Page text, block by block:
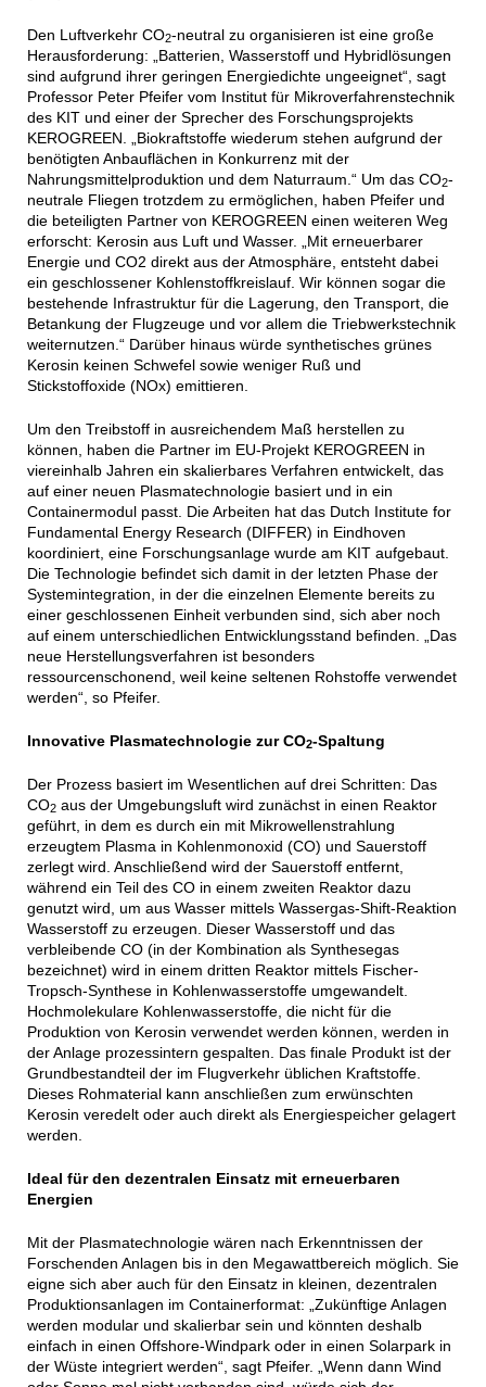
Den Luftverkehr CO2-neutral zu organisieren ist eine große
Herausforderung: „Batterien, Wasserstoff und Hybridlösungen
sind aufgrund ihrer geringen Energiedichte ungeeignet“, sagt
Professor Peter Pfeifer vom Institut für Mikroverfahrenstechnik
des KIT und einer der Sprecher des Forschungsprojekts
KEROGREEN. „Biokraftstoffe wiederum stehen aufgrund der
benötigten Anbauflächen in Konkurrenz mit der
Nahrungsmittelproduktion und dem Naturraum.“ Um das CO2-
neutrale Fliegen trotzdem zu ermöglichen, haben Pfeifer und
die beteiligten Partner von KEROGREEN einen weiteren Weg
erforscht: Kerosin aus Luft und Wasser. „Mit erneuerbarer
Energie und CO2 direkt aus der Atmosphäre, entsteht dabei
ein geschlossener Kohlenstoffkreislauf. Wir können sogar die
bestehende Infrastruktur für die Lagerung, den Transport, die
Betankung der Flugzeuge und vor allem die Triebwerkstechnik
weiternutzen.“ Darüber hinaus würde synthetisches grünes
Kerosin keinen Schwefel sowie weniger Ruß und
Stickstoffoxide (NOx) emittieren.
Um den Treibstoff in ausreichendem Maß herstellen zu
können, haben die Partner im EU-Projekt KEROGREEN in
viereinhalb Jahren ein skalierbares Verfahren entwickelt, das
auf einer neuen Plasmatechnologie basiert und in ein
Containermodul passt. Die Arbeiten hat das Dutch Institute for
Fundamental Energy Research (DIFFER) in Eindhoven
koordiniert, eine Forschungsanlage wurde am KIT aufgebaut.
Die Technologie befindet sich damit in der letzten Phase der
Systemintegration, in der die einzelnen Elemente bereits zu
einer geschlossenen Einheit verbunden sind, sich aber noch
auf einem unterschiedlichen Entwicklungsstand befinden. „Das
neue Herstellungsverfahren ist besonders
ressourcenschonend, weil keine seltenen Rohstoffe verwendet
werden“, so Pfeifer.
Innovative Plasmatechnologie zur CO2-Spaltung
Der Prozess basiert im Wesentlichen auf drei Schritten: Das
CO2aus der Umgebungsluft wird zunächst in einen Reaktor
geführt, in dem es durch ein mit Mikrowellenstrahlung
erzeugtem Plasma in Kohlenmonoxid (CO) und Sauerstoff
zerlegt wird. Anschließend wird der Sauerstoff entfernt,
während ein Teil des CO in einem zweiten Reaktor dazu
genutzt wird, um aus Wasser mittels Wassergas-Shift-Reaktion
Wasserstoff zu erzeugen. Dieser Wasserstoff und das
verbleibende CO (in der Kombination als Synthesegas
bezeichnet) wird in einem dritten Reaktor mittels Fischer-
Tropsch-Synthese in Kohlenwasserstoffe umgewandelt.
Hochmolekulare Kohlenwasserstoffe, die nicht für die
Produktion von Kerosin verwendet werden können, werden in
der Anlage prozessintern gespalten. Das finale Produkt ist der
Grundbestandteil der im Flugverkehr üblichen Kraftstoffe.
Dieses Rohmaterial kann anschließen zum erwünschten
Kerosin veredelt oder auch direkt als Energiespeicher gelagert
werden.
Ideal für den dezentralen Einsatz mit erneuerbaren
Energien
Mit der Plasmatechnologie wären nach Erkenntnissen der
Forschenden Anlagen bis in den Megawattbereich möglich. Sie
eigne sich aber auch für den Einsatz in kleinen, dezentralen
Produktionsanlagen im Containerformat: „Zukünftige Anlagen
werden modular und skalierbar sein und könnten deshalb
einfach in einen Offshore-Windpark oder in einen Solarpark in
der Wüste integriert werden“, sagt Pfeifer. „Wenn dann Wind